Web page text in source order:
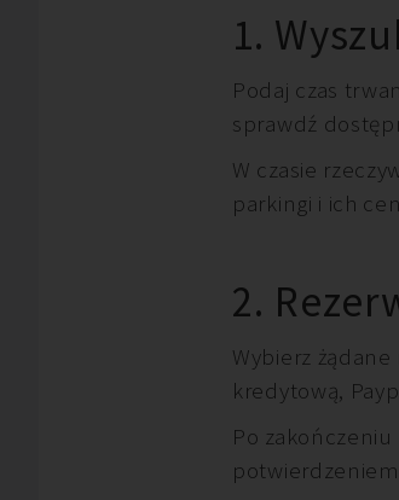
1.
Podaj czas
sprawdź
W czasie
parkingi i ich
2.
Wybierz
kredytową,
Po